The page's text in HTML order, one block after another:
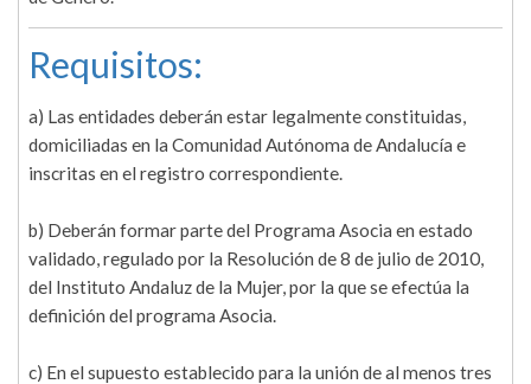
Requisitos:
a) Las entidades deberán estar legalmente constituidas,
domiciliadas en la Comunidad Autónoma de Andalucía e
inscritas en el registro correspondiente.
b) Deberán formar parte del Programa Asocia en estado
validado, regulado por la Resolución de 8 de julio de 2010,
del Instituto Andaluz de la Mujer, por la que se efectúa la
definición del programa Asocia.
c) En el supuesto establecido para la unión de al menos tres